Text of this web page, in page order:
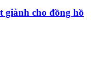
giành cho đồng hồ